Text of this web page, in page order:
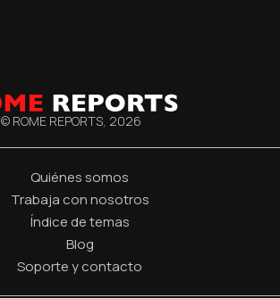
© ROME REPORTS, 2026
Quiénes somos
Trabaja con nosotros
Índice de temas
Blog
Soporte y contacto